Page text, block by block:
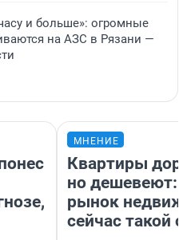
и больше»: огромные
на АЗС в Рязани —
МНЕНИЕ
Квартиры
но дешевеют:
рынок
сейчас такой